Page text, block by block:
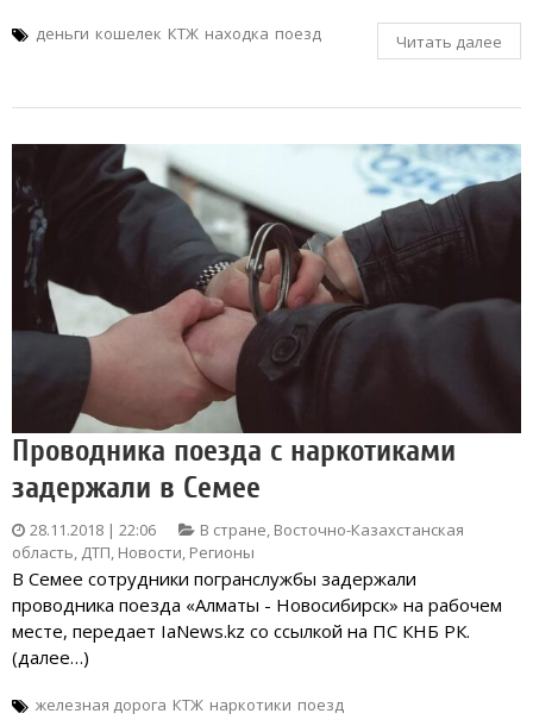
деньги кошелек КТЖ находка поезд Читать далее
Проводника поезда с наркотиками
задержали в Семее
28.11.2018 | 22:06 В стране, Восточно-Казахстанская
область, ДТП, Новости, Регионы
В Семее сотрудники погранслужбы задержали
проводника поезда «Алматы - Новосибирск» на рабочем
месте, передает IaNews.kz со ссылкой на ПС КНБ РК.
(далее…)
железная дорога КТЖ наркотики поезд